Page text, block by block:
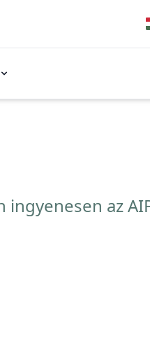
ingyenesen az